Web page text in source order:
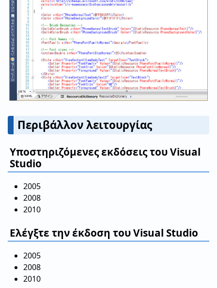
Περιβάλλον λειτουργίας
Υποστηριζόμενες εκδόσεις του Visual
Studio
2005
2008
2010
Ελέγξτε την έκδοση του Visual Studio
2005
2008
2010